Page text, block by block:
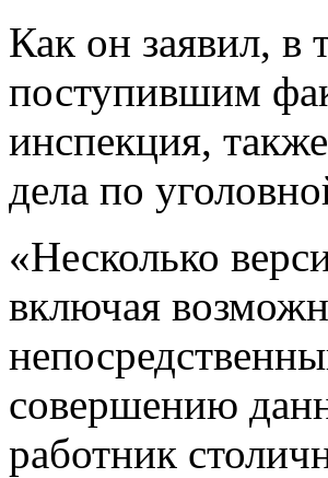
Как он заявил, в
поступившим
инспекция,
дела по
«Несколько
включая
совершению
работник